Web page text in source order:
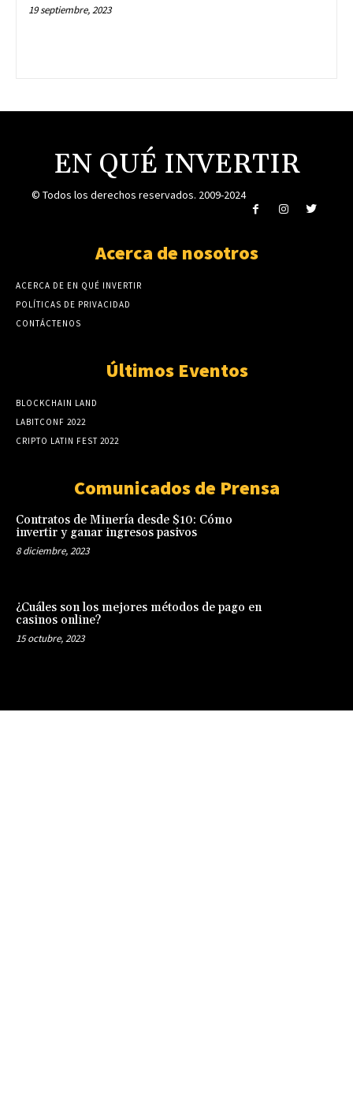
19 septiembre, 2023
EN QUÉ INVERTIR
© Todos los derechos reservados. 2009-2024
Acerca de nosotros
ACERCA DE EN QUÉ INVERTIR
POLÍTICAS DE PRIVACIDAD
CONTÁCTENOS
Últimos Eventos
BLOCKCHAIN LAND
LABITCONF 2022
CRIPTO LATIN FEST 2022
Comunicados de Prensa
Contratos de Minería desde $10: Cómo
invertir y ganar ingresos pasivos
8 diciembre, 2023
¿Cuáles son los mejores métodos de pago en
casinos online?
15 octubre, 2023